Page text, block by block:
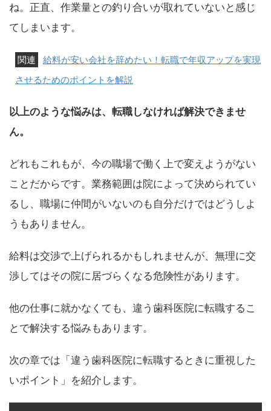
ね。正直、作業量との釣り合いが取れていないと感じ
てしまいます。
給料が安い会社を辞めたい！転職で年収アップを実現
させるためのポイントを解説
以上のような悩みは、転職しなければ解決できませ
ん。
どれもこれもが、今の職場で働く上で変えようがない
ことだからです。業務範囲は院によって決められてい
るし、職場に仲間がいないのも自分だけではどうしよ
うもありません。
給料は交渉で上げられるかもしれませんが、無理に交
渉してはその院に居づらくなる危険性があります。
他の仕事に就かなくても、違う歯科医院に転職するこ
とで解決する悩みもあります。
次の章では「違う歯科医院に転職するときに重視した
いポイント」を紹介します。